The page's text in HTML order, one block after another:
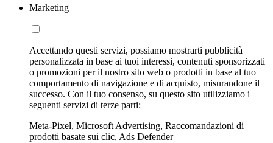
Marketing
Accettando questi servizi, possiamo mostrarti pubblicità
personalizzata in base ai tuoi interessi, contenuti sponsorizzati
o promozioni per il nostro sito web o prodotti in base al tuo
comportamento di navigazione e di acquisto, misurandone il
successo. Con il tuo consenso, su questo sito utilizziamo i
seguenti servizi di terze parti:
Meta-Pixel, Microsoft Advertising, Raccomandazioni di
prodotti basate sui clic, Ads Defender